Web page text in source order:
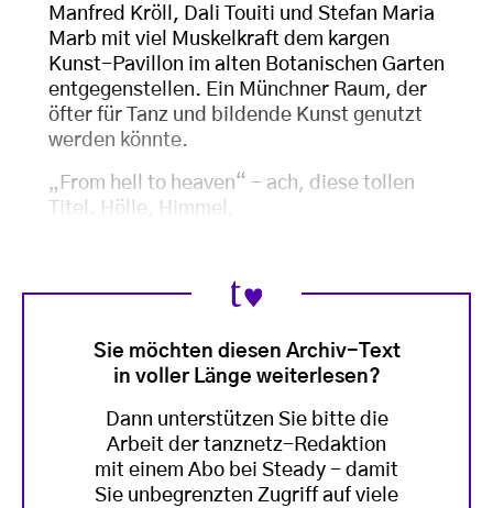
Manfred Kröll, Dali Touiti und Stefan Maria
Marb mit viel Muskelkraft dem kargen
Kunst-Pavillon im alten Botanischen Garten
entgegenstellen. Ein Münchner Raum, der
öfter für Tanz und bildende Kunst genutzt
werden könnte.
„From hell to heaven“ - ach, diese tollen
Titel. Hölle, Himmel,
Sie möchten diesen Archiv-Text
in voller Länge weiterlesen?
Dann unterstützen Sie bitte die
Arbeit der tanznetz-Redaktion
mit einem Abo bei Steady - damit
Sie unbegrenzten Zugriff auf viele